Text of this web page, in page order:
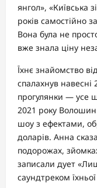
янгол», «Київська
років самостійно
Вона була не
вже знала ціну
Їхнє знайомство
спалахнув навесні
прогулянки — усе
2021 року
шоу з ефектами,
доларів. Анна
подорожах,
записали дует
саундтреком їхньої